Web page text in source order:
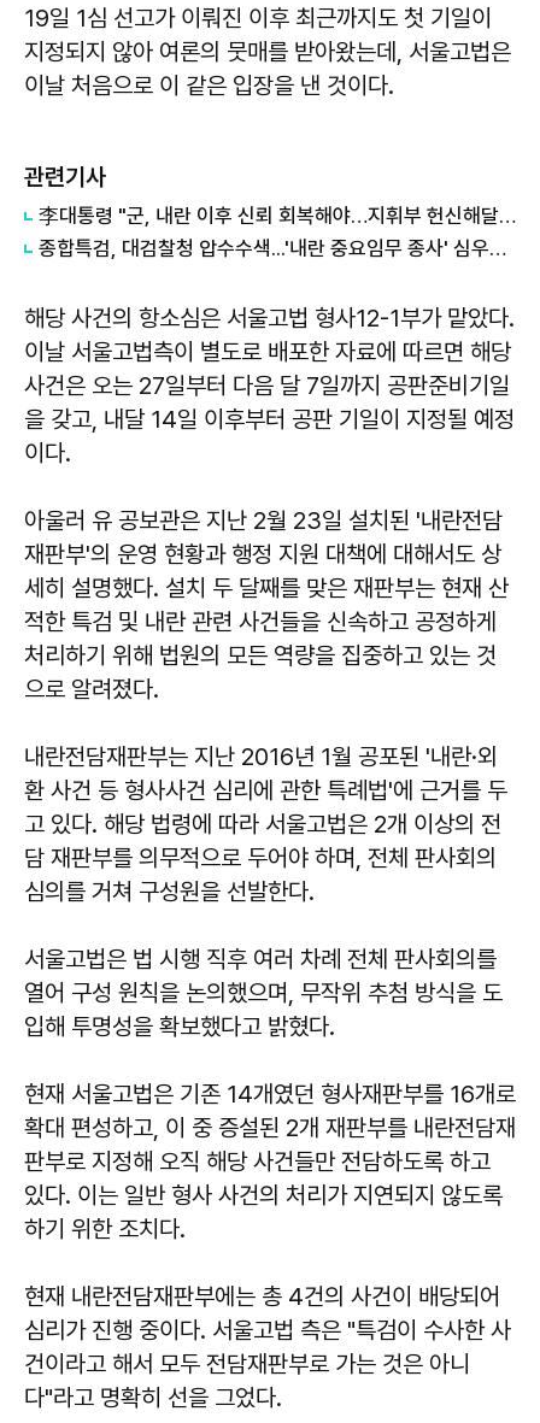
19일 1심 선고가 이뤄진 이후 최근까지도 첫 기일이
지정되지 않아 여론의 뭇매를 받아왔는데, 서울고법은
이날 처음으로 이 같은 입장을 낸 것이다.
관련기사
李대통령 "군, 내란 이후 신뢰 회복해야…지휘부 헌신해달라"(종합)
종합특검, 대검찰청 압수수색...'내란 중요임무 종사' 심우정 관련 수사
해당 사건의 항소심은 서울고법 형사12-1부가 맡았다.
이날 서울고법측이 별도로 배포한 자료에 따르면 해당
사건은 오는 27일부터 다음 달 7일까지 공판준비기일
을 갖고, 내달 14일 이후부터 공판 기일이 지정될 예정
이다.
아울러 유 공보관은 지난 2월 23일 설치된 '내란전담
재판부'의 운영 현황과 행정 지원 대책에 대해서도 상
세히 설명했다. 설치 두 달째를 맞은 재판부는 현재 산
적한 특검 및 내란 관련 사건들을 신속하고 공정하게
처리하기 위해 법원의 모든 역량을 집중하고 있는 것
으로 알려졌다.
내란전담재판부는 지난 2016년 1월 공포된 '내란·외
환 사건 등 형사사건 심리에 관한 특례법'에 근거를 두
고 있다. 해당 법령에 따라 서울고법은 2개 이상의 전
담 재판부를 의무적으로 두어야 하며, 전체 판사회의
심의를 거쳐 구성원을 선발한다.
서울고법은 법 시행 직후 여러 차례 전체 판사회의를
열어 구성 원칙을 논의했으며, 무작위 추첨 방식을 도
입해 투명성을 확보했다고 밝혔다.
현재 서울고법은 기존 14개였던 형사재판부를 16개로
확대 편성하고, 이 중 증설된 2개 재판부를 내란전담재
판부로 지정해 오직 해당 사건들만 전담하도록 하고
있다. 이는 일반 형사 사건의 처리가 지연되지 않도록
하기 위한 조치다.
현재 내란전담재판부에는 총 4건의 사건이 배당되어
심리가 진행 중이다. 서울고법 측은 "특검이 수사한 사
건이라고 해서 모두 전담재판부로 가는 것은 아니
다"라고 명확히 선을 그었다.